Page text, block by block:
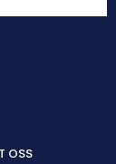
OSS